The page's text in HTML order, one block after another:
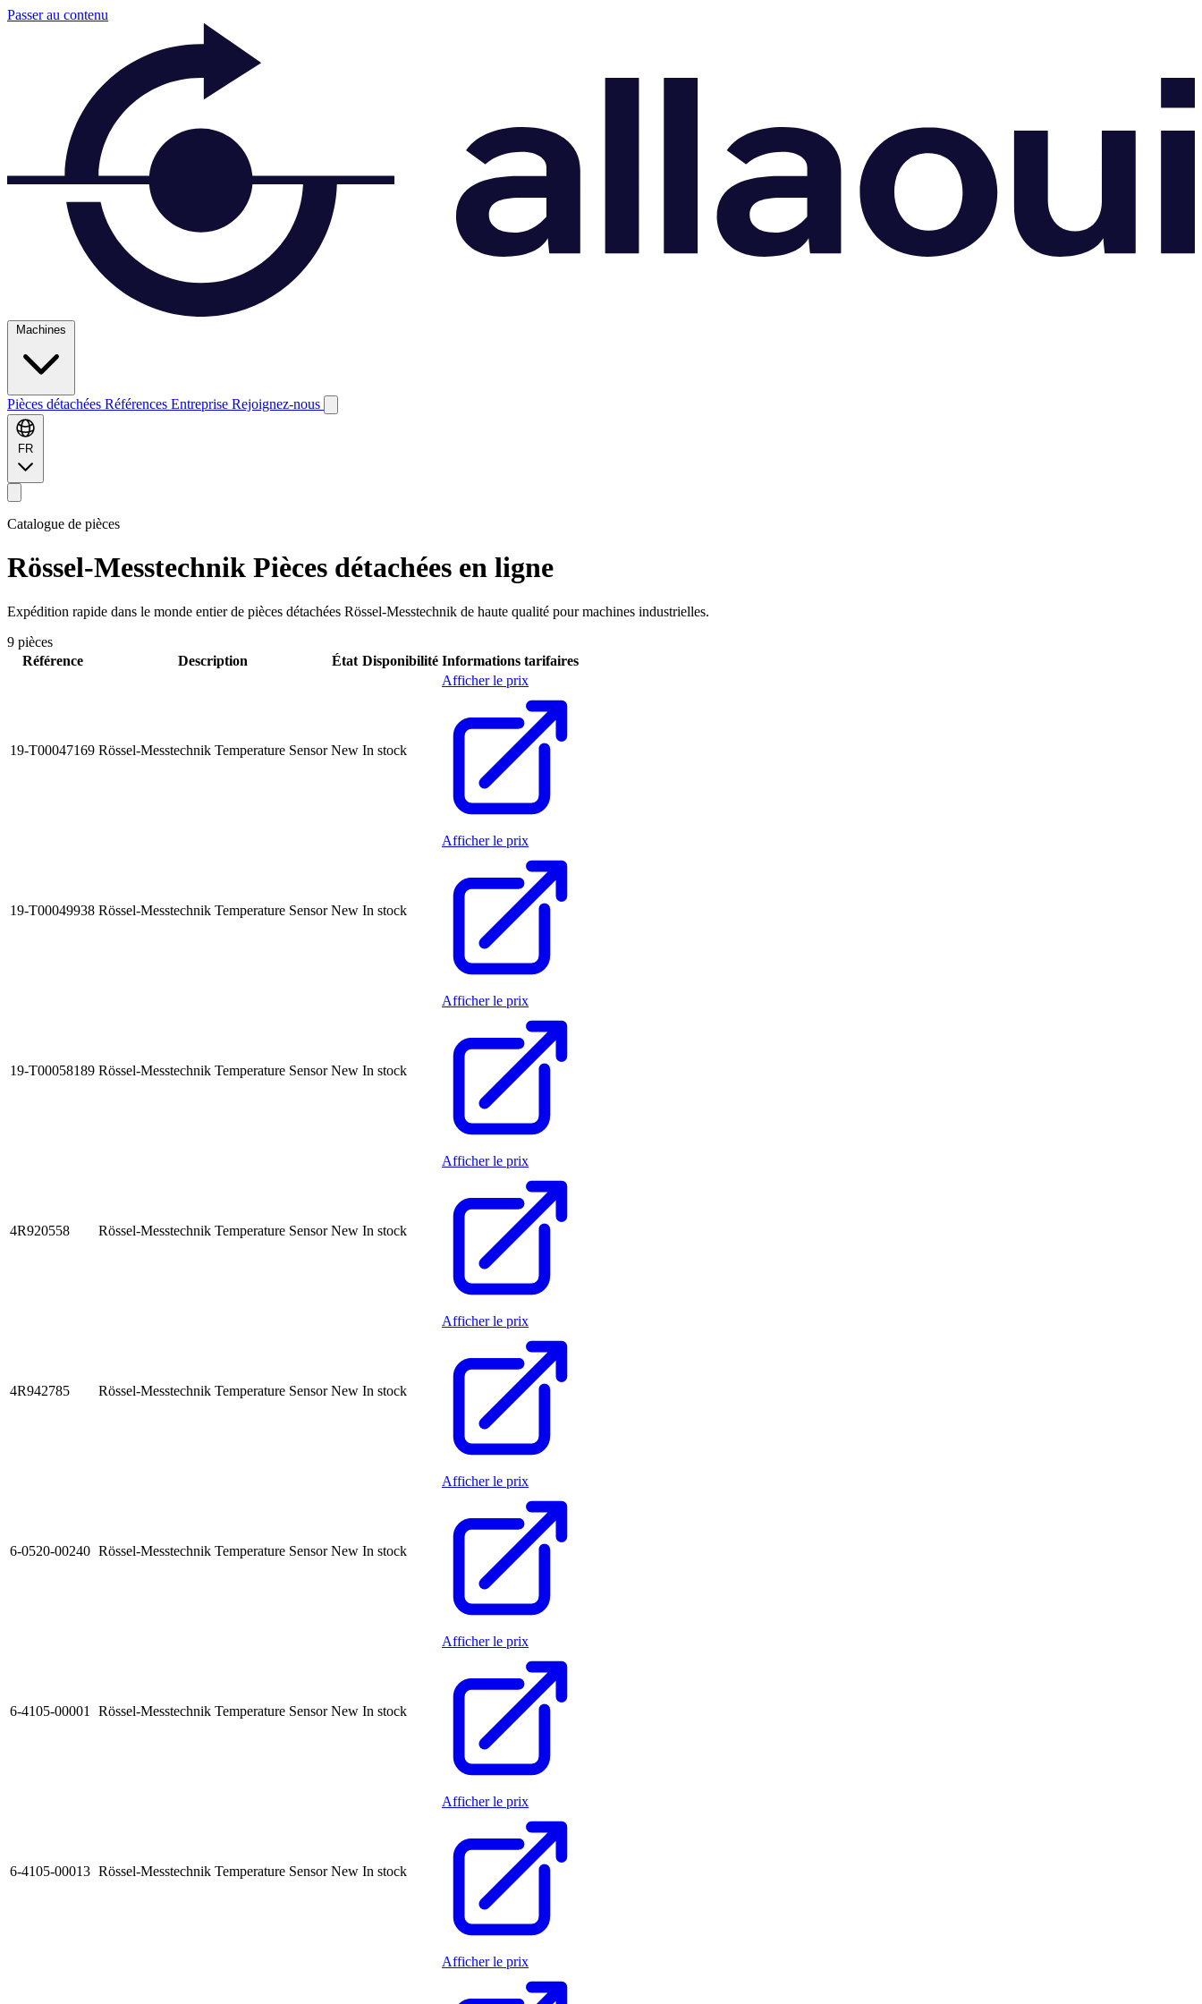
Passer au contenu
Machines
Pièces détachées Références Entreprise Rejoignez-nous
FR
Catalogue de pièces
Rössel-Messtechnik Pièces détachées en ligne
Expédition rapide dans le monde entier de pièces détachées Rössel-Messtechnik de haute qualité pour machines industrielles.
9 pièces
Référence
Description État Disponibilité Informations tarifaires
19-T00047169 Rössel-Messtechnik Temperature Sensor New In stock
Afficher le prix
19-T00049938 Rössel-Messtechnik Temperature Sensor New In stock
Afficher le prix
19-T00058189 Rössel-Messtechnik Temperature Sensor New In stock
Afficher le prix
4R920558 Rössel-Messtechnik Temperature Sensor New In stock
Afficher le prix
4R942785 Rössel-Messtechnik Temperature Sensor New In stock
Afficher le prix
6-0520-00240 Rössel-Messtechnik Temperature Sensor New In stock
Afficher le prix
6-4105-00001 Rössel-Messtechnik Temperature Sensor New In stock
Afficher le prix
6-4105-00013 Rössel-Messtechnik Temperature Sensor New In stock
Afficher le prix
Afficher le prix